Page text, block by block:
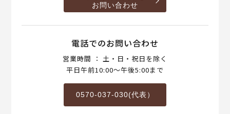
お問い合わせ
電話でのお問い合わせ
営業時間 ： 土・日・祝日を除く
平日午前10:00～午後5:00まで
0570-037-030(代表）